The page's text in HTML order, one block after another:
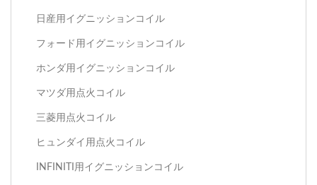
日産用イグニッションコイル
フォード用イグニッションコイル
ホンダ用イグニッションコイル
マツダ用点火コイル
三菱用点火コイル
ヒュンダイ用点火コイル
INFINITI用イグニッションコイル